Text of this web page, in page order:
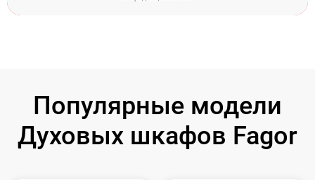
Популярные модели
Духовых шкафов Fagor